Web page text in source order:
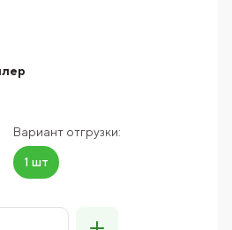
Вариант отгрузки:
1 шт